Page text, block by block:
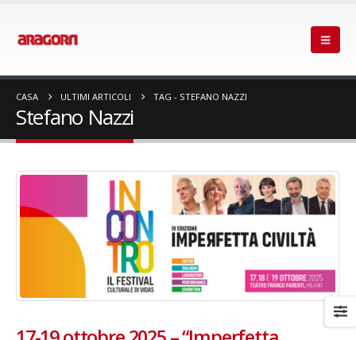
CASA ULTIMI ARTICOLI TAG - STEFANO NAZZI
Stefano Nazzi